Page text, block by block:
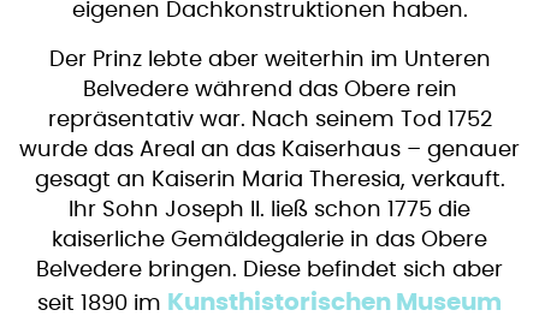
eigenen Dachkonstruktionen haben.
Der Prinz lebte aber weiterhin im Unteren
Belvedere während das Obere rein
repräsentativ war. Nach seinem Tod 1752
wurde das Areal an das Kaiserhaus – genauer
gesagt an Kaiserin Maria Theresia, verkauft.
Ihr Sohn Joseph II. ließ schon 1775 die
kaiserliche Gemäldegalerie in das Obere
Belvedere bringen. Diese befindet sich aber
seit 1890 im Kunsthistorischen Museum